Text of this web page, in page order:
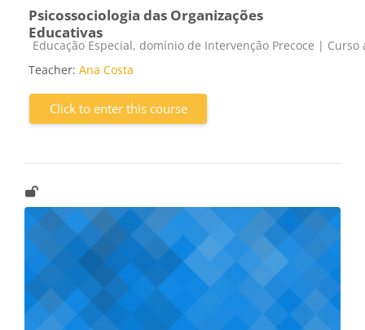
Psicossociologia das Organizações
Educativas
Course category
Educação Especial, domínio de Intervenção Precoce |
Teacher: Ana Costa
Click to enter this course